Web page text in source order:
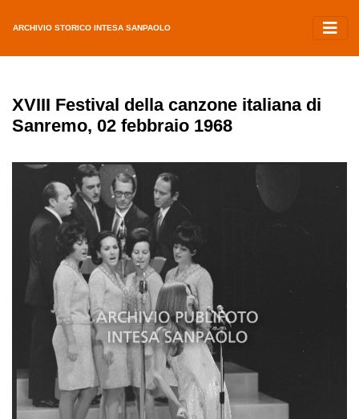
ARCHIVIO STORICO INTESA SANPAOLO
XVIII Festival della canzone italiana di
Sanremo, 02 febbraio 1968